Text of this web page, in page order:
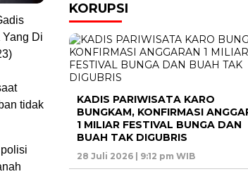
Di
tidak
KORUPSI
KADIS PARIWISATA KARO
BUNGKAM, KONFIRMASI
1 MILIAR FESTIVAL BUNGA DAN
BUAH TAK DIGUBRIS
28 Juli 2026 | 9:12 pm WIB